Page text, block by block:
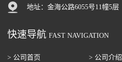
地址：金海公路6055号11幢5层
快速导航 FAST NAVIGATION
> 公司首页
> 公司介绍